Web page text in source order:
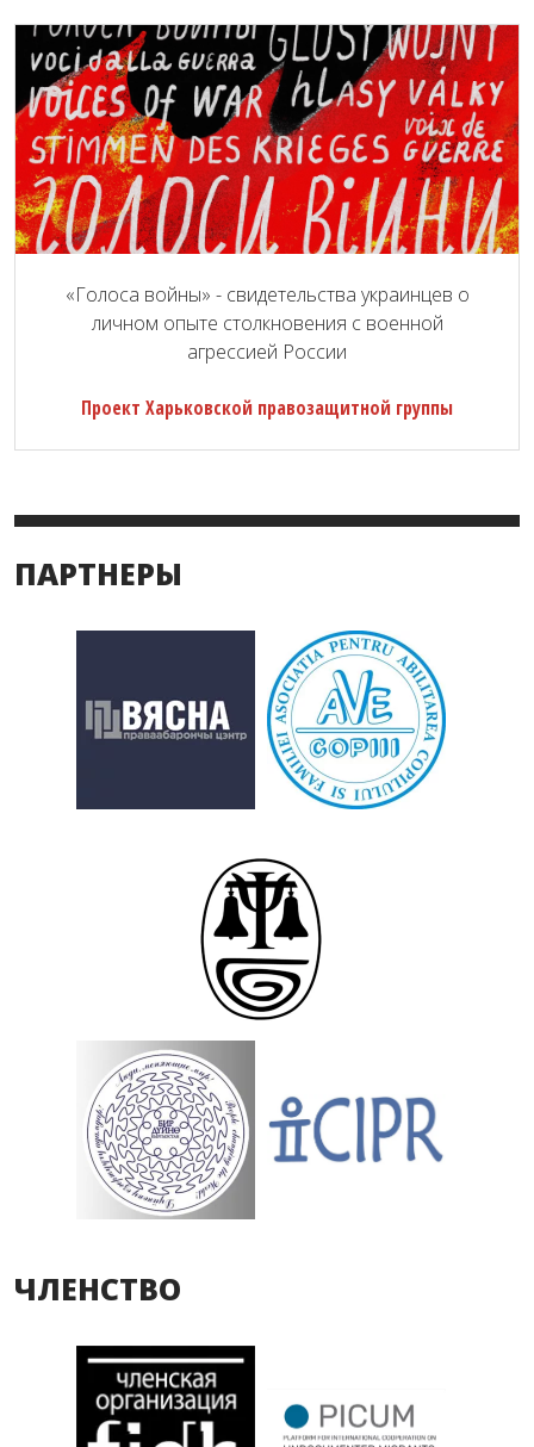
«Голоса войны» - свидетельства украинцев о
личном опыте столкновения с военной
агрессией России
Проект Харьковской правозащитной группы
ПАРТНЕРЫ
ЧЛЕНСТВО